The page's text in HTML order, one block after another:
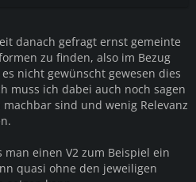
danach gefragt ernst gemeinte
zu finden, also im Bezug
nicht gewünscht gewesen dies
muss ich dabei auch noch sagen
sind und wenig Relevanz
man einen V2 zum Beispiel ein
quasi ohne den jeweiligen